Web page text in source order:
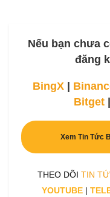
Nếu bạn chưa
đăng
BingX
Bitget|
Xem Tin Tức
THEO DÕI TIN
YOUTUBE |